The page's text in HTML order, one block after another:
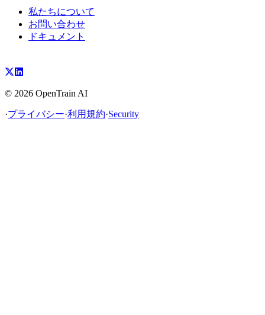
私たちについて
お問い合わせ
ドキュメント
© 2026 OpenTrain AI
·プライバシー·利用規約·Security